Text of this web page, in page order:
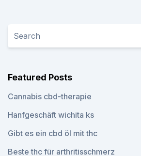
Featured Posts
Cannabis cbd-therapie
Hanfgeschäft wichita ks
Gibt es ein cbd öl mit thc
Beste thc für arthritisschmerz